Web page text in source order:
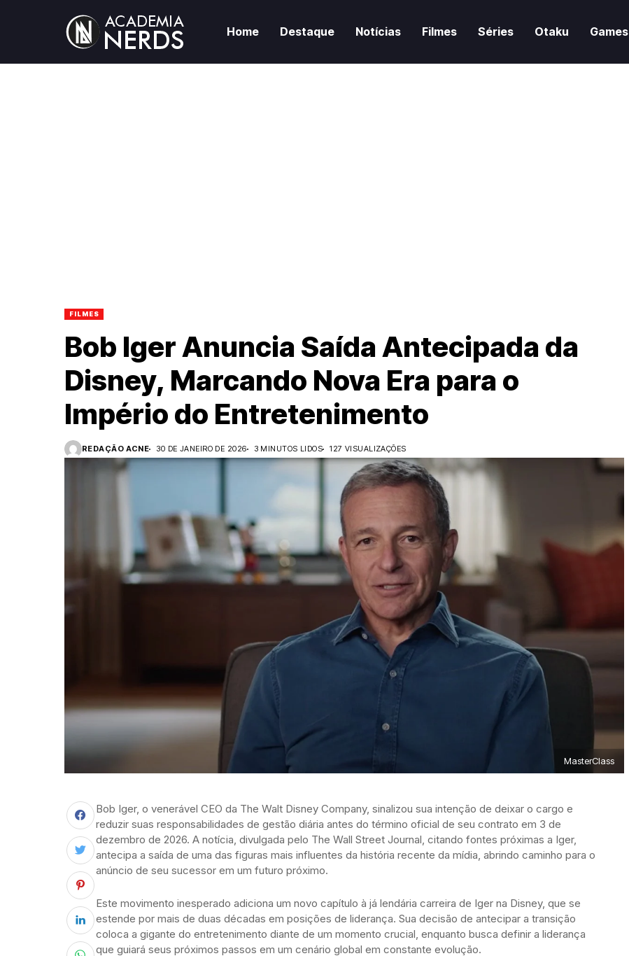
Home Destaque Notícias Filmes Séries Otaku Games
FILMES
Bob Iger Anuncia Saída Antecipada da
Disney, Marcando Nova Era para o
Império do Entretenimento
REDAÇÃO ACNE 30 DE JANEIRO DE 2026 3 MINUTOS LIDOS 127 VISUALIZAÇÕES
MasterClass
Bob Iger, o venerável CEO da The Walt Disney Company, sinalizou sua intenção de deixar o cargo e
reduzir suas responsabilidades de gestão diária antes do término oficial de seu contrato em 3 de
dezembro de 2026. A notícia, divulgada pelo The Wall Street Journal, citando fontes próximas a Iger,
antecipa a saída de uma das figuras mais influentes da história recente da mídia, abrindo caminho para o
anúncio de seu sucessor em um futuro próximo.
Este movimento inesperado adiciona um novo capítulo à já lendária carreira de Iger na Disney, que se
estende por mais de duas décadas em posições de liderança. Sua decisão de antecipar a transição
coloca a gigante do entretenimento diante de um momento crucial, enquanto busca definir a liderança
que guiará seus próximos passos em um cenário global em constante evolução.